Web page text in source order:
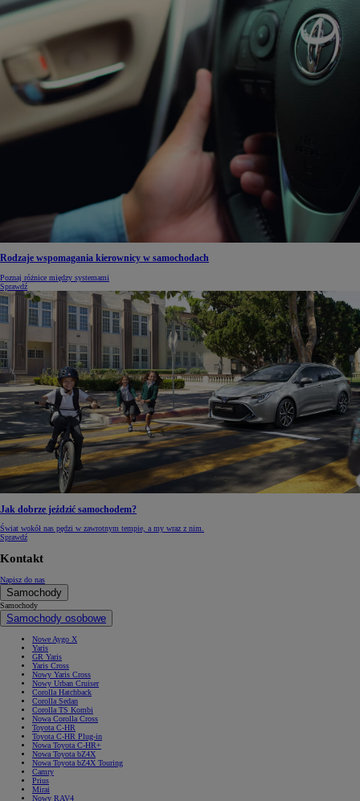
Rodzaje wspomagania kierownicy w samochodach
Poznaj różnice między systemami
Sprawdź
Jak dobrze jeździć samochodem?
Świat wokół nas pędzi w zawrotnym tempie, a my wraz z nim.
Sprawdź
Kontakt
Napisz do nas
Samochody
Samochody
Samochody osobowe
Nowe Aygo X
Yaris
GR Yaris
Yaris Cross
Nowy Yaris Cross
Nowy Urban Cruiser
Corolla Hatchback
Corolla Sedan
Corolla TS Kombi
Nowa Corolla Cross
Toyota C-HR
Toyota C-HR Plug-in
Nowa Toyota C-HR+
Nowa Toyota bZ4X
Nowa Toyota bZ4X Touring
Camry
Prius
Mirai
Nowy RAV4